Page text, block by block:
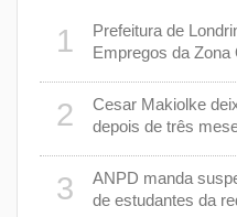
1
Prefeitura de
Empregos da
2
Cesar Makiolke
depois de três
3
ANPD manda
de estudantes da